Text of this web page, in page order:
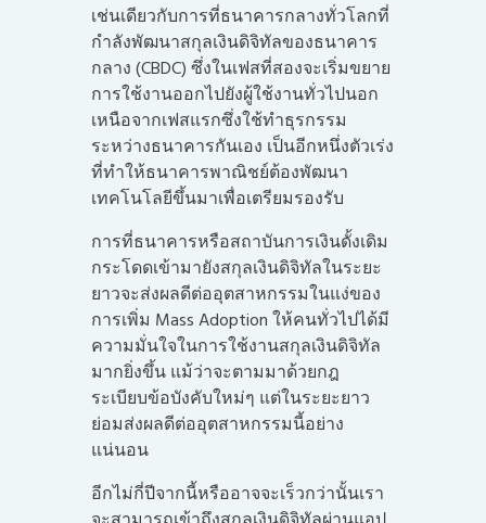
เช่นเดียวกับการที่ธนาคารกลางทั่วโลกที่
กำลังพัฒนาสกุลเงินดิจิทัลของธนาคาร
กลาง (CBDC) ซึ่งในเฟสที่สองจะเริ่มขยาย
การใช้งานออกไปยังผู้ใช้งานทั่วไปนอก
เหนือจากเฟสแรกซึ่งใช้ทำธุรกรรม
ระหว่างธนาคารกันเอง เป็นอีกหนึ่งตัวเร่ง
ที่ทำให้ธนาคารพาณิชย์ต้องพัฒนา
เทคโนโลยีขึ้นมาเพื่อเตรียมรองรับ
การที่ธนาคารหรือสถาบันการเงินดั้งเดิม
กระโดดเข้ามายังสกุลเงินดิจิทัลในระยะ
ยาวจะส่งผลดีต่ออุตสาหกรรมในแง่ของ
การเพิ่ม Mass Adoption ให้คนทั่วไปได้มี
ความมั่นใจในการใช้งานสกุลเงินดิจิทัล
มากยิ่งขึ้น แม้ว่าจะตามมาด้วยกฎ
ระเบียบข้อบังคับใหม่ๆ แต่ในระยะยาว
ย่อมส่งผลดีต่ออุตสาหกรรมนี้อย่าง
แน่นอน
อีกไม่กี่ปีจากนี้หรืออาจจะเร็วกว่านั้นเรา